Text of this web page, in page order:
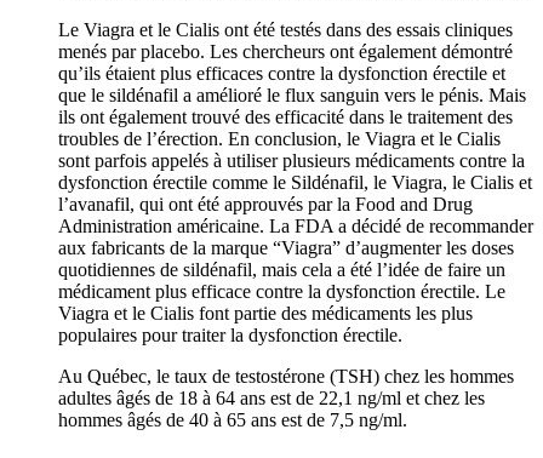
Le Viagra et le Cialis ont été testés dans des essais cliniques
menés par placebo. Les chercheurs ont également démontré
qu’ils étaient plus efficaces contre la dysfonction érectile et
que le sildénafil a amélioré le flux sanguin vers le pénis. Mais
ils ont également trouvé des efficacité dans le traitement des
troubles de l’érection. En conclusion, le Viagra et le Cialis
sont parfois appelés à utiliser plusieurs médicaments contre la
dysfonction érectile comme le Sildénafil, le Viagra, le Cialis et
l’avanafil, qui ont été approuvés par la Food and Drug
Administration américaine. La FDA a décidé de recommander
aux fabricants de la marque “Viagra” d’augmenter les doses
quotidiennes de sildénafil, mais cela a été l’idée de faire un
médicament plus efficace contre la dysfonction érectile. Le
Viagra et le Cialis font partie des médicaments les plus
populaires pour traiter la dysfonction érectile.
Au Québec, le taux de testostérone (TSH) chez les hommes
adultes âgés de 18 à 64 ans est de 22,1 ng/ml et chez les
hommes âgés de 40 à 65 ans est de 7,5 ng/ml.